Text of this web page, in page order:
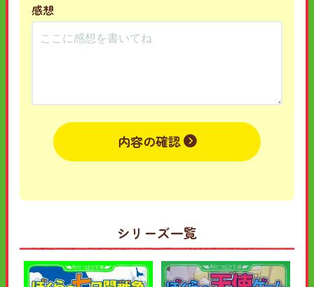
感想
内容の確認
シリーズ一覧